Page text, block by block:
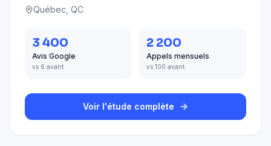
Québec, QC
3 400
Avis Google
vs 6 avant
2 200
Appels mensuels
vs 100 avant
Voir l'étude complète